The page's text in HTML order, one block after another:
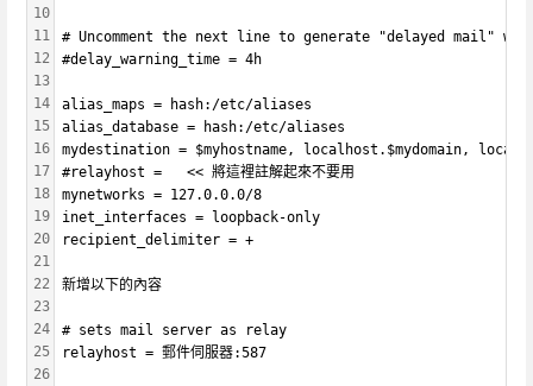
10
11
12
13
14
15
16
17
18
19
20
21
22
23
24
25
26
# Uncomment the next line to generate "delayed mail"
#delay_warning_time = 4h
alias_maps = hash:/etc/aliases
alias_database = hash:/etc/aliases
mydestination = $myhostname, localhost.$mydomain,
#relayhost =   << 將這裡註解起來不要用
mynetworks = 127.0.0.0/8
inet_interfaces = loopback-only
recipient_delimiter = +
新增以下的內容
# sets mail server as relay
relayhost = 郵件伺服器:587